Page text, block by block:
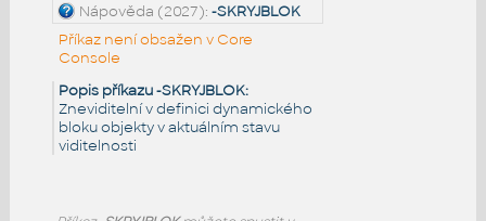
Nápověda (2027): -SKRYJBLOK
Příkaz není obsažen v Core
Console
Popis příkazu -SKRYJBLOK:
Zneviditelní v definici dynamického
bloku objekty v aktuálním stavu
viditelnosti